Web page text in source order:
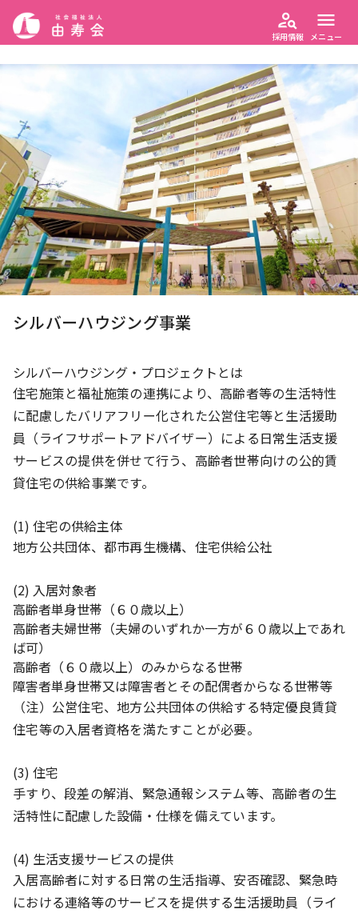
person_search
採用情報
menu
メニュー
シルバーハウジング事業
シルバーハウジング・プロジェクトとは
住宅施策と福祉施策の連携により、高齢者等の生活特性
に配慮したバリアフリー化された公営住宅等と生活援助
員（ライフサポートアドバイザー）による日常生活支援
サービスの提供を併せて行う、高齢者世帯向けの公的賃
貸住宅の供給事業です。
(1) 住宅の供給主体
地方公共団体、都市再生機構、住宅供給公社
(2) 入居対象者
高齢者単身世帯（６０歳以上）
高齢者夫婦世帯（夫婦のいずれか一方が６０歳以上であれ
ば可）
高齢者（６０歳以上）のみからなる世帯
障害者単身世帯又は障害者とその配偶者からなる世帯等
（注）公営住宅、地方公共団体の供給する特定優良賃貸
住宅等の入居者資格を満たすことが必要。
(3) 住宅
手すり、段差の解消、緊急通報システム等、高齢者の生
活特性に配慮した設備・仕様を備えています。
(4) 生活支援サービスの提供
入居高齢者に対する日常の生活指導、安否確認、緊急時
における連絡等のサービスを提供する生活援助員（ライ